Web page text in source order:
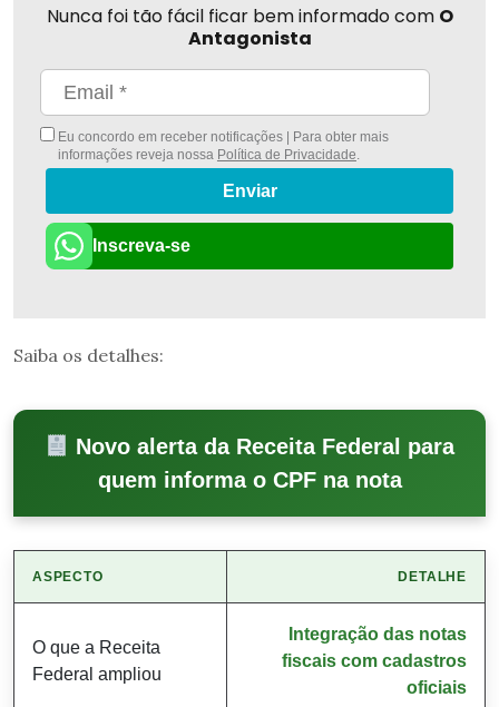
Nunca foi tão fácil ficar bem informado com O
Antagonista
Eu concordo em receber notificações | Para obter mais
informações reveja nossa Política de Privacidade.
Enviar
Inscreva-se
Saiba os detalhes:
Novo alerta da Receita Federal para
quem informa o CPF na nota
ASPECTO DETALHE
O que a Receita
Federal ampliou
Integração das notas
fiscais com cadastros
oficiais